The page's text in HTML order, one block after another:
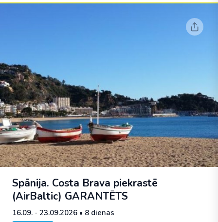
Spānija. Costa Brava piekrastē
(AirBaltic) GARANTĒTS
16.09. - 23.09.2026 • 8 dienas